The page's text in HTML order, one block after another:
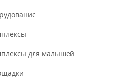
для малышей